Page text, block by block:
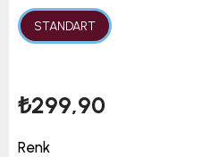
STANDART
₺299,90
Renk